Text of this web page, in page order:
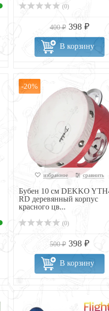
(0)
400 ₽ 398 ₽
В корзину
-20%
избранное сравнить
Бубен 10 см DEKKO
RD деревянный корпус
красного цв...
(0)
500 ₽ 398 ₽
В корзину